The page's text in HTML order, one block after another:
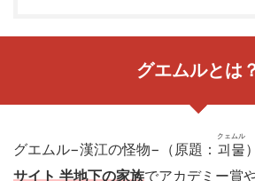
グエムルとは
グエムル−漢江の怪物−（原題： 괴물
クェムル
サイト 半地下の家族でアカデミー賞